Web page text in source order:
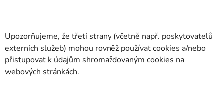
Upozorňujeme, že třetí strany (včetně např. poskytovatelů
externích služeb) mohou rovněž používat cookies a/nebo
přistupovat k údajům shromažďovaným cookies na
webových stránkách.